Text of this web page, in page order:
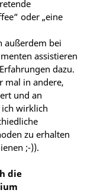
oder „eine
außerdem bei
assistieren
dazu.
mal in andere,
und an
wirklich
zu erhalten
;-)).
die